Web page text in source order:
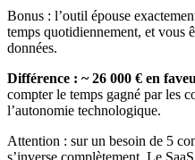
Bonus : l’outil épouse
temps quotidiennement, et vous
données.
Différence : ~ 26 000 € en
compter le temps gagné par les
l’autonomie technologique.
Attention : sur un besoin de 5